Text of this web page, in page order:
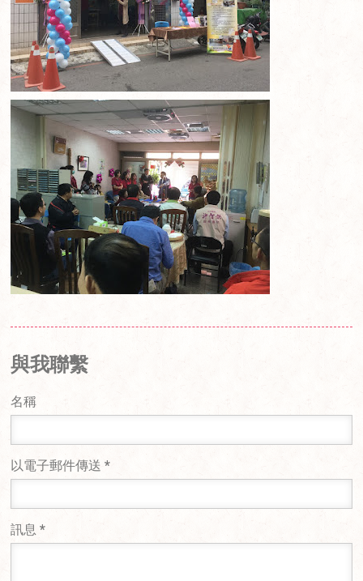
與我聯繫
名稱
以電子郵件傳送*
訊息*